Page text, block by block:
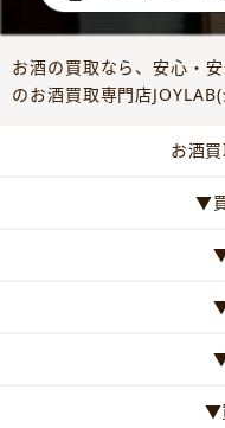
お酒の買取なら、安心・
のお酒買取専門店
お酒
▼
▼